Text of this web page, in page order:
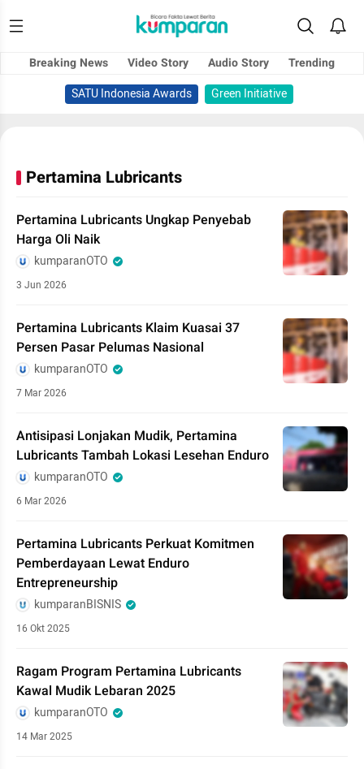
Breaking News Video Story Audio Story
Trending
SATU Indonesia Awards
Green Initiative
Pertamina Lubricants
Pertamina Lubricants Ungkap Penyebab
Harga Oli Naik
kumparanOTO
3 Jun 2026
Pertamina Lubricants Klaim Kuasai 37
Persen Pasar Pelumas Nasional
kumparanOTO
7 Mar 2026
Antisipasi Lonjakan Mudik, Pertamina
Lubricants Tambah Lokasi Lesehan Enduro
kumparanOTO
6 Mar 2026
Pertamina Lubricants Perkuat Komitmen
Pemberdayaan Lewat Enduro
Entrepreneurship
kumparanBISNIS
16 Okt 2025
Ragam Program Pertamina Lubricants
Kawal Mudik Lebaran 2025
kumparanOTO
14 Mar 2025